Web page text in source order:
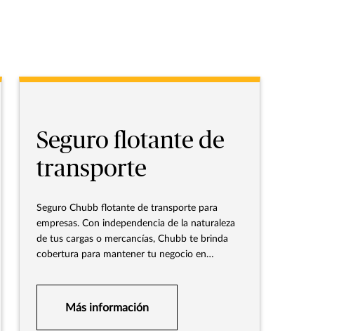
Seguro flotante de
transporte
Seguro Chubb flotante de transporte para
empresas. Con independencia de la naturaleza
de tus cargas o mercancías, Chubb te brinda
cobertura para mantener tu negocio en
Más información